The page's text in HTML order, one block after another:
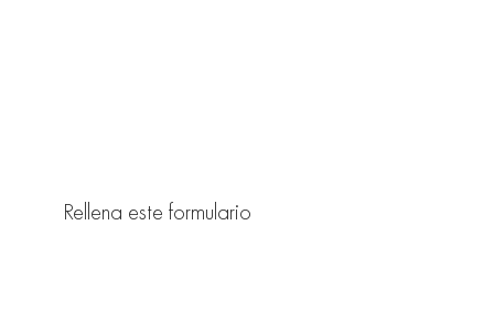
Rellena este formulario